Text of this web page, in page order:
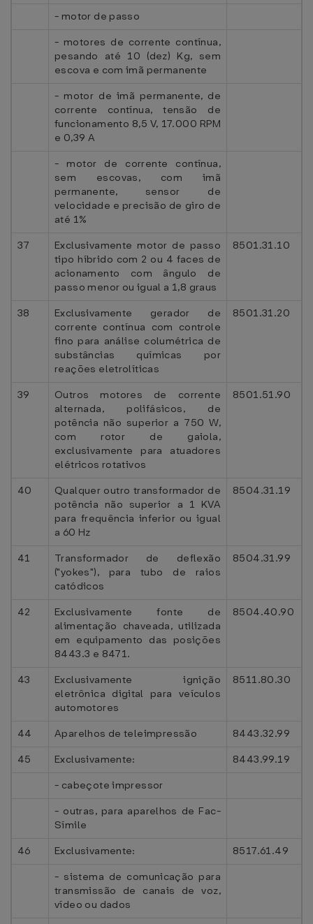
- motor de passo
- motores de corrente contínua,
pesando até 10 (dez) Kg, sem
escova e com imã permanente
- motor de imã permanente, de
corrente contínua, tensão de
funcionamento 8,5 V, 17.000 RPM
e 0,39 A
- motor de corrente contínua,
sem escovas, com imã
permanente, sensor de
velocidade e precisão de giro de
até 1%
37
Exclusivamente motor de passo
tipo híbrido com 2 ou 4 faces de
acionamento com ângulo de
passo menor ou igual a 1,8 graus
8501.31.10
38
Exclusivamente gerador de
corrente contínua com controle
fino para análise columétrica de
substâncias químicas por
reações eletrolíticas
8501.31.20
39
Outros motores de corrente
alternada, polifásicos, de
potência não superior a 750 W,
com rotor de gaiola,
exclusivamente para atuadores
elétricos rotativos
8501.51.90
40
Qualquer outro transformador de
potência não superior a 1 KVA
para frequência inferior ou igual
a 60 Hz
8504.31.19
41
Transformador de deflexão
("yokes"), para tubo de raios
catódicos
8504.31.99
42
Exclusivamente fonte de
alimentação chaveada, utilizada
em equipamento das posições
8443.3 e 8471.
8504.40.90
43
Exclusivamente ignição
eletrônica digital para veículos
automotores
8511.80.30
44 Aparelhos de teleimpressão
8443.32.99
45
Exclusivamente:
8443.99.19
- cabeçote impressor
- outras, para aparelhos de Fac-
Símile
46
Exclusivamente:
8517.61.49
- sistema de comunicação para
transmissão de canais de voz,
vídeo ou dados